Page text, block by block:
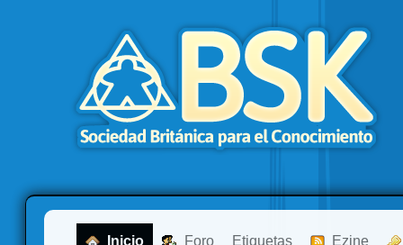
Inicio Foro Etiquetas Ezine